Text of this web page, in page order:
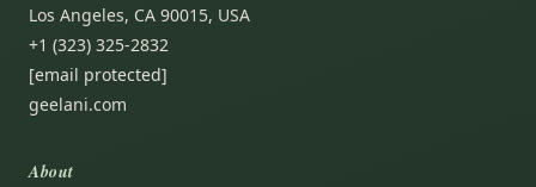
Los Angeles, CA 90015, USA
+1 (323) 325-2832
[email protected]
geelani.com
About